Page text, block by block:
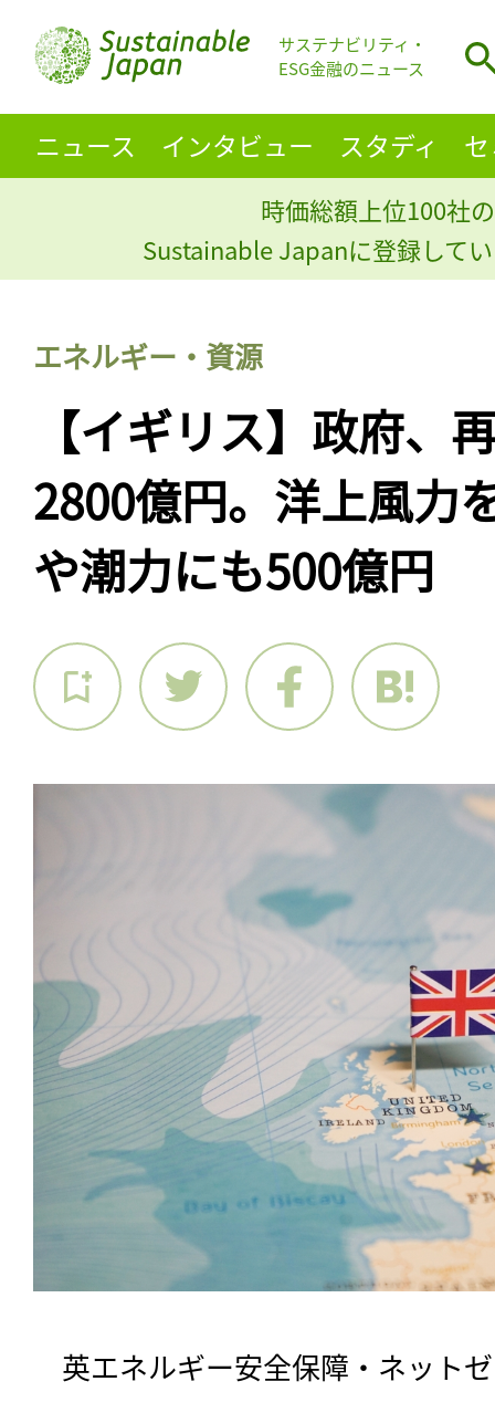
サステナビリティ・
ESG金融のニュース
ニュース インタビュー スタディ
時価総額上位100社
Sustainable Japanに登録して
エネルギー・資源
【イギリス】政府、
2800億円。洋上風力
や潮力にも500億円
英エネルギー安全保障・ネット